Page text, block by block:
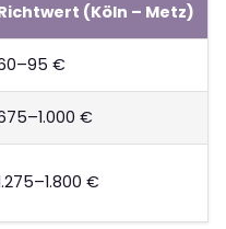
(Köln – Metz)
€
€
€